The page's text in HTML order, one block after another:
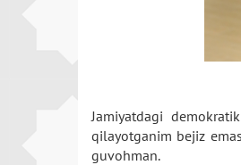
Jamiyatdagi
qilayotganim bejiz
guvohman.